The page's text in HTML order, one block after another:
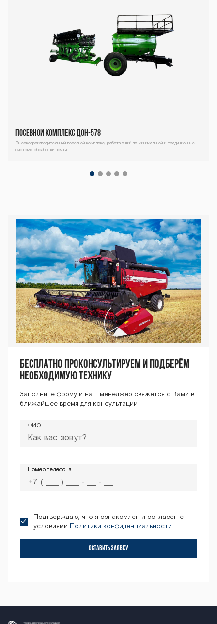
N-637 DON-637
DON-637 DON-6
N-637 DON-637
DON-637 DON-6
37 DON-637 DO
N-637 DON-637
DON-637 DON-6
37 DON-637 DO
N-637
ПОСЕВНОЙ КОМПЛЕКС ДОН-578
Высокопроизводительный посевной комплекс, работающий по минимальной и традиционные
системе обработки почвы
Бесплатно проконсультируем и подберём
необходимую технику
Заполните форму и наш менеджер свяжется с Вами в
ближайшее время для консультации
ФИО
Номер телефона
Номер телефона
Подтверждаю, что я ознакомлен и согласен с
условиями
Политики конфиденциальности
ОСТАВИТЬ ЗАЯВКУ